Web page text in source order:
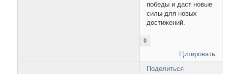
победы и даст новые
силы для новых
достижений.
0
Цитировать
Поделиться